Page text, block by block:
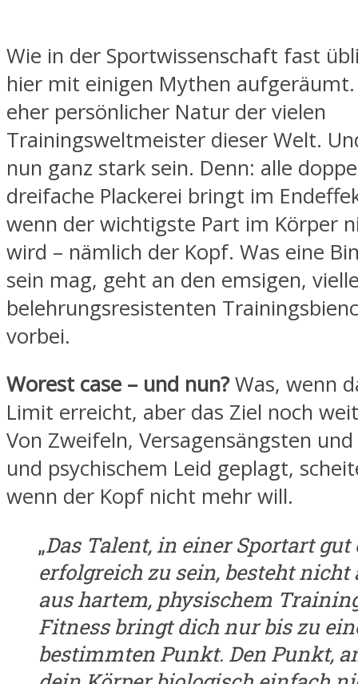
Wie in der Sportwissenschaft fast
hier mit einigen Mythen
eher persönlicher Natur der vielen
Trainingsweltmeister dieser Welt.
nun ganz stark sein. Denn: alle
dreifache Plackerei bringt im
wenn der wichtigste Part im Körper
wird – nämlich der Kopf. Was eine
sein mag, geht an den emsigen,
belehrungsresistenten
vorbei.
Worest case – und nun?Was, wenn
Limit erreicht, aber das Ziel noch
Von Zweifeln, Versagensängsten
und psychischem Leid geplagt,
wenn der Kopf nicht mehr will.
„Das Talent, in einer Sportart gut
erfolgreich zu sein, besteht nicht
aus hartem, physischem
Fitness bringt dich nur bis zu
bestimmten Punkt. Den Punkt,